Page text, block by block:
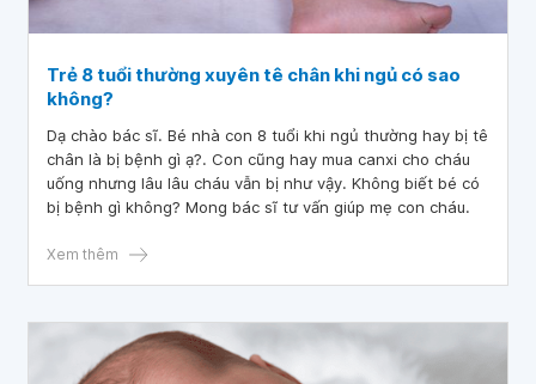
Trẻ 8 tuổi thường xuyên tê chân khi ngủ có sao
không?
Dạ chào bác sĩ. Bé nhà con 8 tuổi khi ngủ thường hay bị tê
chân là bị bệnh gì ạ?. Con cũng hay mua canxi cho cháu
uống nhưng lâu lâu cháu vẫn bị như vậy. Không biết bé có
bị bệnh gì không? Mong bác sĩ tư vấn giúp mẹ con cháu.
Xem thêm